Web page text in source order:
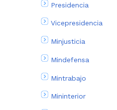
Presidencia
Vicepresidencia
Minjusticia
Mindefensa
Mintrabajo
Mininterior